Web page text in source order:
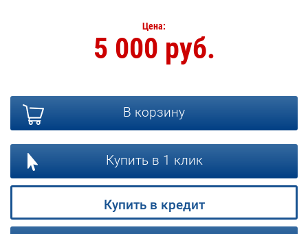
Цена:
5 000 руб.
В корзину
Купить в 1 клик
Купить в кредит